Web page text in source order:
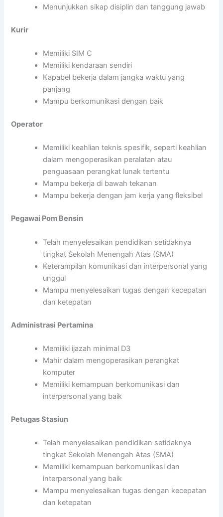
Menunjukkan sikap disiplin dan tanggung jawab
Kurir
Memiliki SIM C
Memiliki kendaraan sendiri
Kapabel bekerja dalam jangka waktu yang
panjang
Mampu berkomunikasi dengan baik
Operator
Memiliki keahlian teknis spesifik, seperti keahlian
dalam mengoperasikan peralatan atau
penguasaan perangkat lunak tertentu
Mampu bekerja di bawah tekanan
Mampu bekerja dengan jam kerja yang fleksibel
Pegawai Pom Bensin
Telah menyelesaikan pendidikan setidaknya
tingkat Sekolah Menengah Atas (SMA)
Keterampilan komunikasi dan interpersonal yang
unggul
Mampu menyelesaikan tugas dengan kecepatan
dan ketepatan
Administrasi Pertamina
Memiliki ijazah minimal D3
Mahir dalam mengoperasikan perangkat
komputer
Memiliki kemampuan berkomunikasi dan
interpersonal yang baik
Petugas Stasiun
Telah menyelesaikan pendidikan setidaknya
tingkat Sekolah Menengah Atas (SMA)
Memiliki kemampuan berkomunikasi dan
interpersonal yang baik
Mampu menyelesaikan tugas dengan kecepatan
dan ketepatan